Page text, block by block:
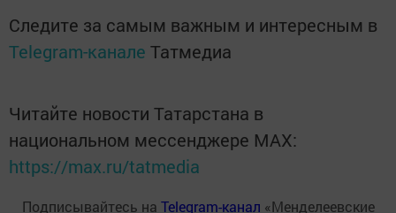
Следите за самым важным и интересным в
Telegram-канале Татмедиа
Читайте новости Татарстана в
национальном мессенджере MАХ:
https://max.ru/tatmedia
Подписывайтесь на Telegram-канал «Менделеевские